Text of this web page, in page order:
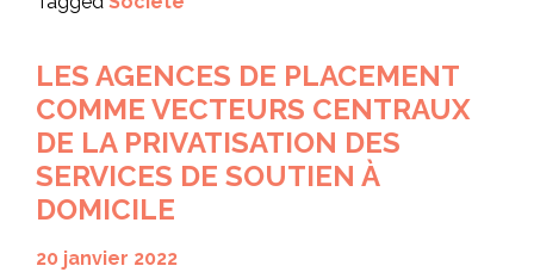
LES AGENCES DE PLACEMENT
COMME VECTEURS CENTRAUX
DE LA PRIVATISATION DES
SERVICES DE SOUTIEN À
DOMICILE
20 janvier 2022